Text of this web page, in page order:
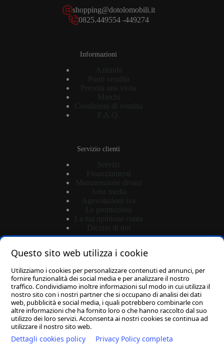
Questo sito web utilizza i cookie
Utilizziamo i cookies per personalizzare contenuti ed annunci, per
fornire funzionalità dei social media e per analizzare il nostro
traffico. Condividiamo inoltre informazioni sul modo in cui utilizza il
nostro sito con i nostri partner che si occupano di analisi dei dati
web, pubblicità e social media, i quali potrebbero combinarle con
altre informazioni che ha fornito loro o che hanno raccolto dal suo
utilizzo dei loro servizi. Acconsenta ai nostri cookies se continua ad
utilizzare il nostro sito web.
Dettagli cookies policy Privacy Policy completa
shopping@dotolomobili.it
0825.449554 -449274
Informazioni
Servizio clienti
Login
Password dimenticata?
Carrello
D.M. ARREDA S.R.L. -Via Porta di Ferro SNC